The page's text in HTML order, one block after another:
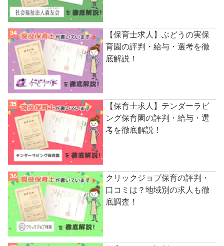
【保育士求人】ぶどうの実保
育園の評判・給与・選考を徹
底解説！
【保育士求人】テンダーラビ
ング保育園の評判・給与・選
考を徹底解説！
クリックジョブ保育の評判・
口コミは？地域別の求人も徹
底調査！